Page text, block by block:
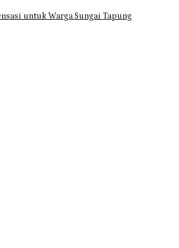
untuk Warga Sungai Tapung